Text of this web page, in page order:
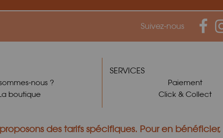
Suivez-nous
nous ?
boutique
SERVICES
Paiement
Click & Collect
des tarifs spécifiques. Pour en bénéficier,